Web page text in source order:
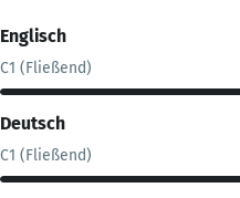
Englisch
C1 (Fließend)
Deutsch
C1 (Fließend)